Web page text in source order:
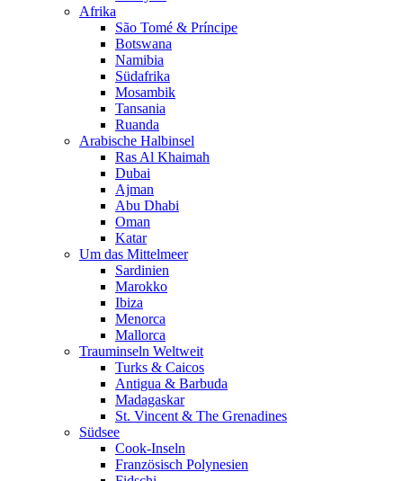
Afrika
São Tomé & Príncipe
Botswana
Namibia
Südafrika
Mosambik
Tansania
Ruanda
Arabische Halbinsel
Ras Al Khaimah
Dubai
Ajman
Abu Dhabi
Oman
Katar
Um das Mittelmeer
Sardinien
Marokko
Ibiza
Menorca
Mallorca
Trauminseln Weltweit
Turks & Caicos
Antigua & Barbuda
Madagaskar
St. Vincent & The Grenadines
Südsee
Cook-Inseln
Französisch Polynesien